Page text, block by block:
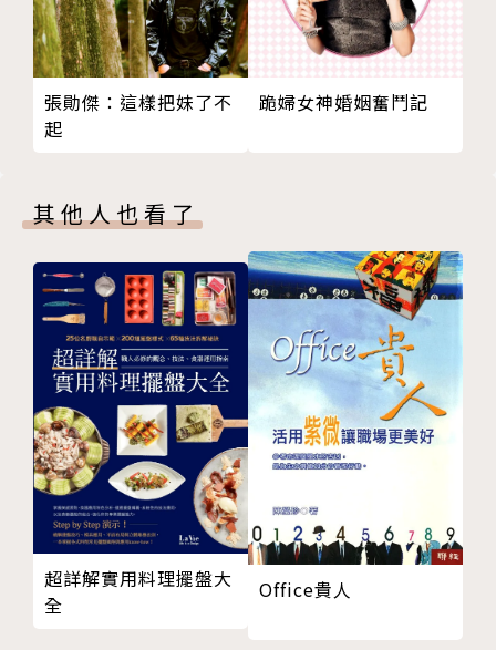
作者簡介 |
王維新
工作經歷
不咖啡負責人兼吧台手兼烘豆師（2012～）
烘焙者咖啡松德店店長（2010～2012）
台南MASA LOFT吧台手兼烘豆師（2007~2009）
烘焙者咖啡永康店店長（2005～2007）
烘焙者咖啡內湖總店員工（1997～2005）
比賽經歷
2010 WSC世界虹吸大賽台灣選拔賽第四名
2011 WSC世界虹吸大賽台灣選拔賽評審
2013 WSC世界虹吸大賽台灣選拔賽評審
2014 WSC世界虹吸大賽台灣選拔賽評審
2016 WSC世界虹吸大賽台灣選拔賽評審
2017 WSC世界虹吸大賽台灣選拔賽評審
2017~2018 WSC世界虹吸大賽國際評審
教學經歷
2011~2012 實踐大學推廣教育部咖啡烘焙達人班授課
講師
Chapter 6 TASTING EXERCISES 冷萃過程問題處
理及其他小細節
器具的清潔方法
更換濾布的時機
使用冰滴咖啡壺時，粉槽卡住的解決方法
後記
版權頁
張勛傑：這樣把妹了不
起
跪婦女神婚姻奮鬥記
其他人也看了
超詳解實用料理擺盤大
全
Office貴人